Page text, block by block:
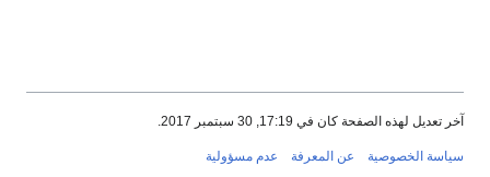
آخر تعديل لهذه الصفحة كان في 17:19, 30 سبتمبر 2017.
سياسة الخصوصية عن المعرفة عدم مسؤولية